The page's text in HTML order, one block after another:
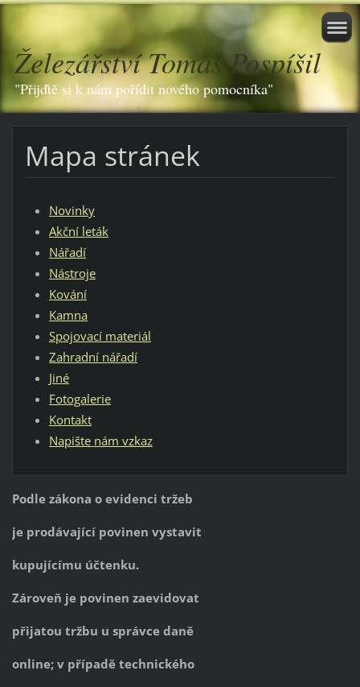
Železářství Tomáš Pospíšil
"Přijďtě si k nám pořídit nového pomocníka"
Mapa stránek
Novinky
Akční leták
Nářadí
Nástroje
Kování
Kamna
Spojovací materiál
Zahradní nářadí
Jiné
Fotogalerie
Kontakt
Napište nám vzkaz
Podle zákona o evidenci tržeb
je prodávající povinen vystavit
kupujícímu účtenku.
Zároveň je povinen zaevidovat
přijatou tržbu u správce daně
online; v případě technického